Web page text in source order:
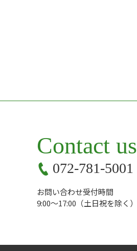
Contact us
072-781-5001
お問い合わせ受付時間
9:00～17:00（土日祝を除く）